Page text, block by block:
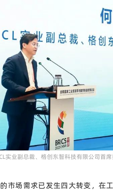
实业副总裁、格创东智科技有限公司首
市场需求已发生四大转变，在